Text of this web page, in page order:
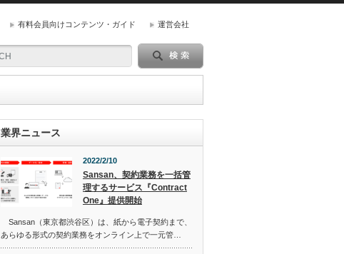
有料会員向けコンテンツ・ガイド 運営会社
業界ニュース
2022/2/10
Sansan、契約業務を一括管
理するサービス『Contract
One』提供開始
Sansan（東京都渋谷区）は、紙から電子契約まで、
あらゆる形式の契約業務をオンライン上で一元管…